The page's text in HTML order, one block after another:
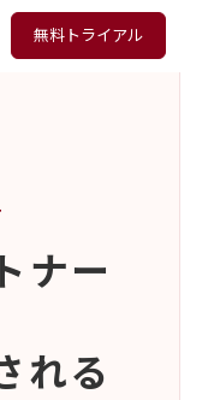
無料トライアル
ナー
れる